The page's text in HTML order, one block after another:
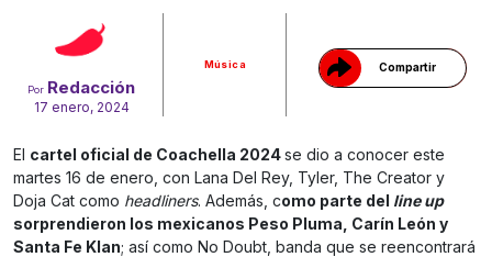
Por Redacción
17 enero, 2024
Música Compartir
El cartel oficial de Coachella 2024se dio a conocer este
martes 16 de enero, con Lana Del Rey, Tyler, The Creator y
Doja Cat como headliners. Además, como parte del line up
sorprendieron los mexicanos Peso Pluma, Carín León y
Santa Fe Klan; así como No Doubt, banda que se reencontrará